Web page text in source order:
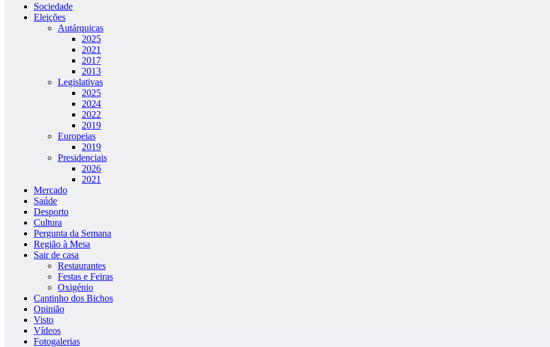
Sociedade
Eleições
Autárquicas
2025
2021
2017
2013
Legislativas
2025
2024
2022
2019
Europeias
2019
Presidenciais
2026
2021
Mercado
Saúde
Desporto
Cultura
Pergunta da Semana
Região à Mesa
Sair de casa
Restaurantes
Festas e Feiras
Oxigénio
Cantinho dos Bichos
Opinião
Visto
Vídeos
Fotogalerias